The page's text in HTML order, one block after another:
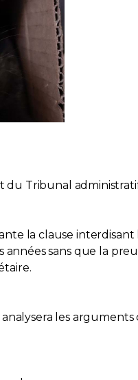
du Tribunal
la clause interdisant
sans que la
les arguments